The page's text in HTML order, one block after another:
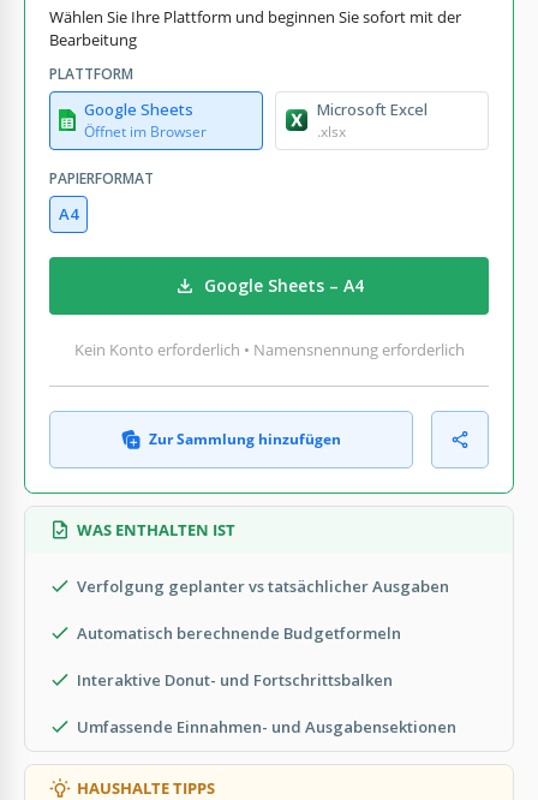
Wählen Sie Ihre Plattform und beginnen Sie sofort mit der
Bearbeitung
PLATTFORM
Google Sheets
Öffnet im Browser
Microsoft Excel
.xlsx
PAPIERFORMAT
A4
Google Sheets – A4
Kein Konto erforderlich • Namensnennung erforderlich
Zur Sammlung hinzufügen
WAS ENTHALTEN IST
Verfolgung geplanter vs tatsächlicher Ausgaben
Automatisch berechnende Budgetformeln
Interaktive Donut- und Fortschrittsbalken
Umfassende Einnahmen- und Ausgabensektionen
HAUSHALTE TIPPS